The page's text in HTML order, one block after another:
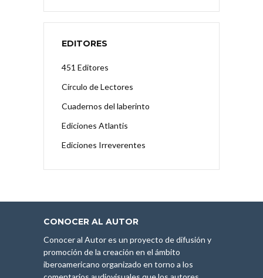
EDITORES
451 Editores
Círculo de Lectores
Cuadernos del laberinto
Ediciones Atlantis
Ediciones Irreverentes
CONOCER AL AUTOR
Conocer al Autor es un proyecto de difusión y
promoción de la creación en el ámbito
iberoamericano organizado en torno a los